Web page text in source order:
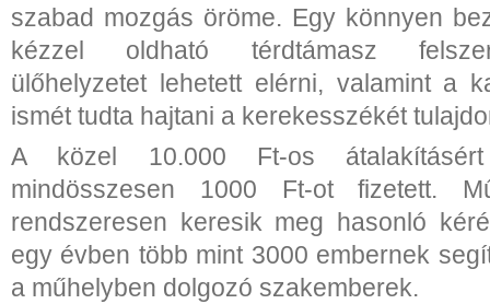
szabad mozgás öröme. Egy könnyen
kézzel oldható térdtámasz
ülőhelyzetet lehetett elérni, valamint a
ismét tudta hajtani a kerekesszékét
A közel 10.000 Ft-os
mindösszesen 1000 Ft-ot fizetett.
rendszeresen keresik meg hasonló
egy évben több mint 3000 embernek
a műhelyben dolgozó szakemberek.